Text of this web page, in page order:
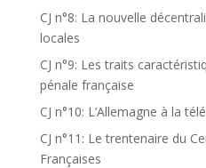
CJ n°8: La nouvelle
locales
CJ n°9: Les traits
pénale française
CJ n°10: L’Allemagne à la
CJ n°11: Le trentenaire du
Françaises